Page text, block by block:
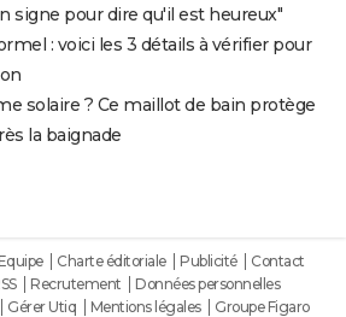
signe pour dire qu'il est heureux"
: voici les 3 détails à vérifier pour
solaire ? Ce maillot de bain protège
la baignade
Equipe Charte éditoriale Publicité
Contact
Recrutement
Données personnelles
Gérer Utiq Mentions légales
Groupe Figaro